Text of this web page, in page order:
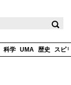
科学 UMA 歴史 スピ